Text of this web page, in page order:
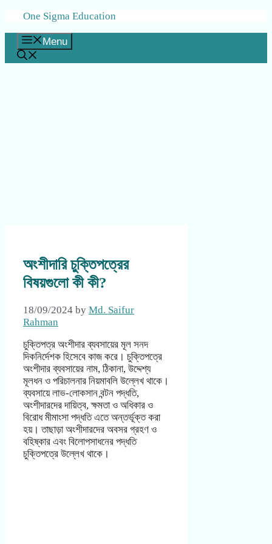
Skip
content
One Sigma Education
Menu
অংশীদারি চুক্তিপত্রের
বিষয়গুলো কী কী?
18/09/2024 by Md. Saifur
Rahman
চুক্তিপত্র অংশীদার ব্যবসায়ের মূল সনদ
দিকনির্দেশক হিসেবে কাজ করে। চুক্তিপত্রে
অংশীদার ব্যবসায়ের নাম, ঠিকানা, উদ্দেশ্য
মূলধন ও পরিচালনার নিয়মাবলি উল্লেখ থাকে।
ব্যবসায়ে লাভ-লোকসান বন্টন পদ্ধতি,
অংশীদারদের দায়িত্ব, ক্ষমতা ও অধিকার ও
বিরোধ মীমাংসা পদ্ধতি এতে অন্তর্ভূক্ত করা
হয়। তাছাড়া অংশীদারদের অবসর গ্রহণ ও
বহিষ্কার এবং বিলোপসাধনের পদ্ধতি
চুক্তিপত্রে উল্লেখ থাকে।